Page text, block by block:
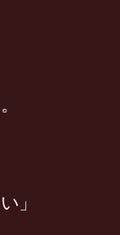
」